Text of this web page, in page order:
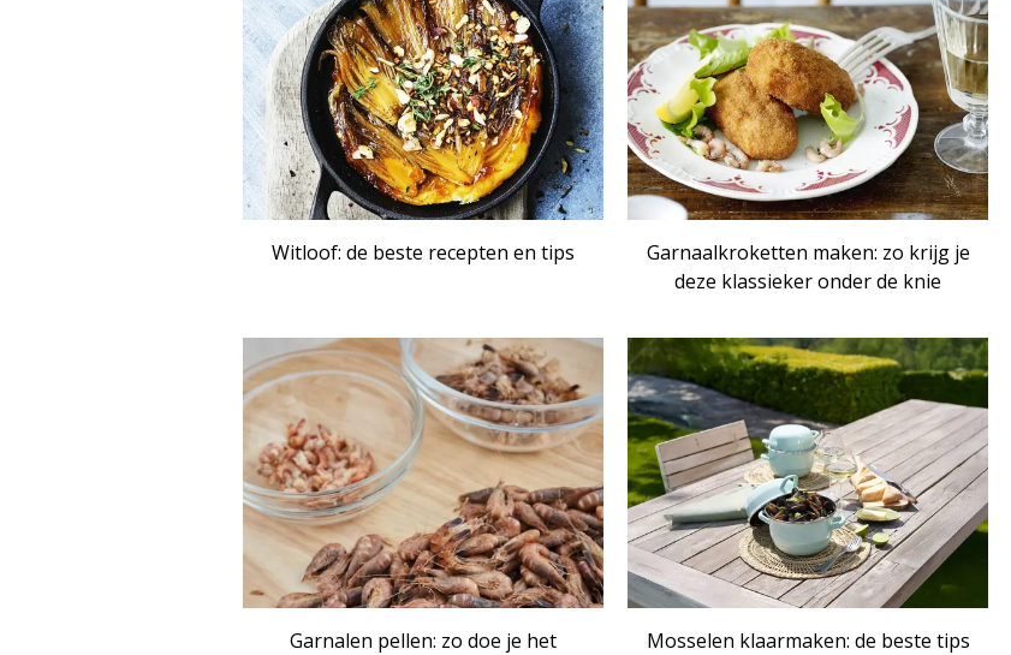
Witloof: de beste recepten en tips
Garnaalkroketten maken: zo krijg je
deze klassieker onder de knie
ARTIKEL
Garnalen pellen: zo doe je het
ARTIKEL
Mosselen klaarmaken: de beste tips